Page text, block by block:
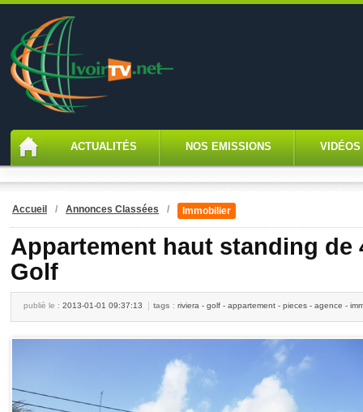
ACTUALITÉS NOS EMISSIONS VIDÉOS
Accueil / Annonces Classées / Immobilier
Appartement haut standing de
Golf
publiè le : 2013-01-01 09:37:13 tags : riviera - golf - appartement - pieces - agence -